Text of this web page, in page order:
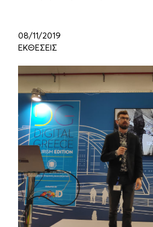
08/11/2019
ΕΚΘΕΣΕΙΣ